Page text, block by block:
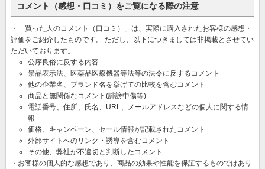
コメント（感想・口コミ）をご覧になる際の注意
・「買った人のコメント（口コミ）」は、実際に購入されたお客様の感想・
評価をご紹介したものです。 ただし、以下につきましては非掲載とさせてい
ただいております。
公序良俗に反する内容
景品表示法、医薬品医療機器等法等の法令に反するコメント
他の企業名、ブランド名を挙げての比較を含むコメント
商品と無関係なコメント(誹謗中傷等)
電話番号、住所、氏名、URL、メールアドレスなどの個人に関する情
報
価格、キャンペーン、セール情報が記載されたコメント
外部サイトへのリンク・誘導を含むコメント
その他、弊社が不適切と判断したコメント
・お客様の個人的な感想であり、商品の効果や性能を保証するものではあり